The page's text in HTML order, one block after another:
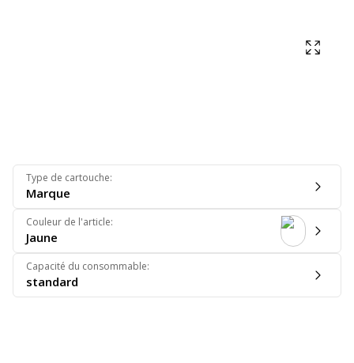
Type de cartouche:
Marque
Couleur de l'article:
Jaune
Capacité du consommable:
standard